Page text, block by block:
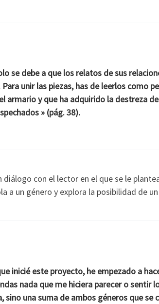
se debe a que los relatos de sus
Para unir las piezas, has de leerlos como
armario y que ha adquirido la destreza
» (pág. 38).
diálogo con el lector en el que se le
a un género y explora la posibilidad de
inicié este proyecto, he empezado a
nada que me hiciera parecer o sentir
sino una suma de ambos géneros que se